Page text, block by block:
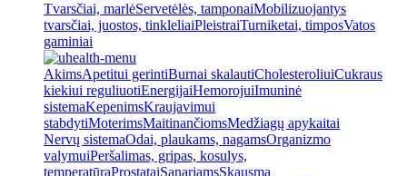
Tvarsčiai, marlėServetėlės, tamponaiMobilizuojantys
tvarsčiai, juostos, tinkleliaiPleistraiTurniketai, timposVatos
gaminiai
AkimsApetitui gerintiBurnai skalautiCholesteroliuiCukraus
kiekiui reguliuotiEnergijaiHemorojuiImuninė
sistemaKepenimsKraujavimui
stabdytiMoterimsMaitinančiomsMedžiagų apykaitai
Nervų sistemaOdai, plaukams, nagamsOrganizmo
valymuiPeršalimas, gripas, kosulys,
temperatūraProstataiSąnariamsSkausmą